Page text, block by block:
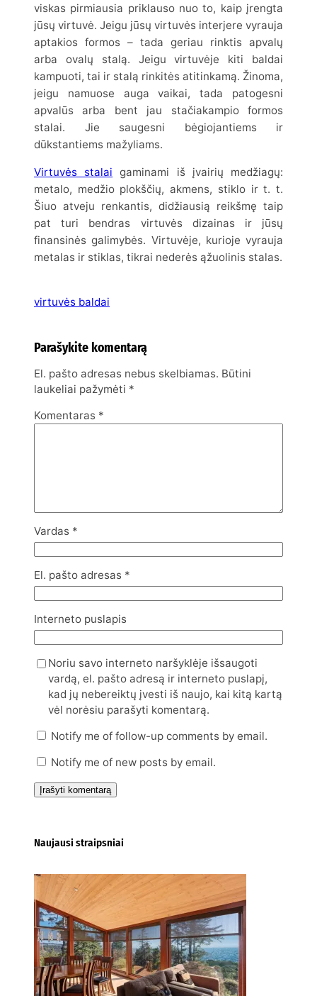
viskas pirmiausia priklauso nuo to, kaip įrengta
jūsų virtuvė. Jeigu jūsų virtuvės interjere vyrauja
aptakios formos – tada geriau rinktis apvalų
arba ovalų stalą. Jeigu virtuvėje kiti baldai
kampuoti, tai ir stalą rinkitės atitinkamą. Žinoma,
jeigu namuose auga vaikai, tada patogesni
apvalūs arba bent jau stačiakampio formos
stalai. Jie saugesni bėgiojantiems ir
dūkstantiems mažyliams.
Virtuvės stalai gaminami iš įvairių medžiagų:
metalo, medžio plokščių, akmens, stiklo ir t. t.
Šiuo atveju renkantis, didžiausią reikšmę taip
pat turi bendras virtuvės dizainas ir jūsų
finansinės galimybės. Virtuvėje, kurioje vyrauja
metalas ir stiklas, tikrai nederės ąžuolinis stalas.
virtuvės baldai
Parašykite komentarą
El. pašto adresas nebus skelbiamas. Būtini
laukeliai pažymėti *
Komentaras *
Vardas *
El. pašto adresas *
Interneto puslapis
Noriu savo interneto naršyklėje išsaugoti
vardą, el. pašto adresą ir interneto puslapį,
kad jų nebereiktų įvesti iš naujo, kai kitą kartą
vėl norėsiu parašyti komentarą.
Notify me of follow-up comments by email.
Notify me of new posts by email.
Naujausi straipsniai
Kur nusipirkti medines
žaliuzes Klaipėdoje?
2026-08-01